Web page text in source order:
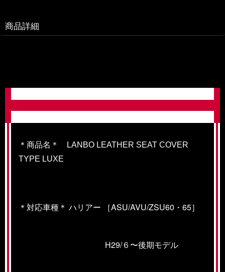
商品詳細
＊商品名＊ LANBO LEATHER SEAT COVER
TYPE LUXE
＊対応車種＊ ハリアー ［ASU/AVU/ZSU60・65］
H29/６〜後期モデル